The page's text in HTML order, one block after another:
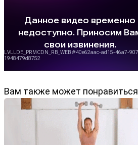
Вам также может понравиться